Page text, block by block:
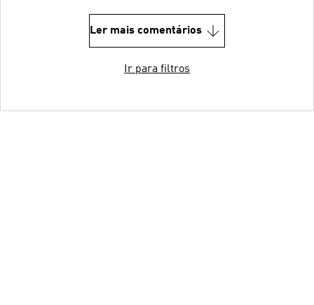
Ler mais comentários
Ir para filtros